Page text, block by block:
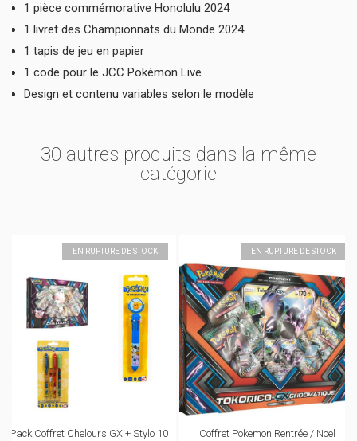
1 pièce commémorative Honolulu 2024
1 livret des Championnats du Monde 2024
1 tapis de jeu en papier
1 code pour le JCC Pokémon Live
Design et contenu variables selon le modèle
30 autres produits dans la même
catégorie
EN RUPTURE DE STOCK
Pack Coffret Chelours GX + Stylo 10
EN RUPTURE DE STOCK
Coffret Pokemon Rentrée / Noel